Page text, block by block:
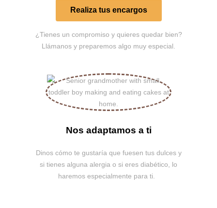
Realiza tus encargos​
¿Tienes un compromiso y quieres quedar bien?
Llámanos y preparemos algo muy especial.
Nos adaptamos a ti
Dinos cómo te gustaría que fuesen tus dulces y
si tienes alguna alergia o si eres diabético, lo
haremos especialmente para ti.